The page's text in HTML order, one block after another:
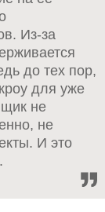
Из-за
до тех пор,
для уже
не
не
И это